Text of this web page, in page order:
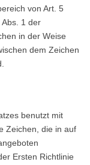
von Art. 5
1 der
in der Weise
dem Zeichen
benutzt mit
Zeichen, die in auf
Ersten Richtlinie